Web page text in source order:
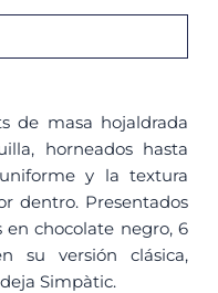
de masa hojaldrada
horneados hasta
y la textura
dentro. Presentados
en chocolate negro, 6
su versión clásica,
Simpàtic.